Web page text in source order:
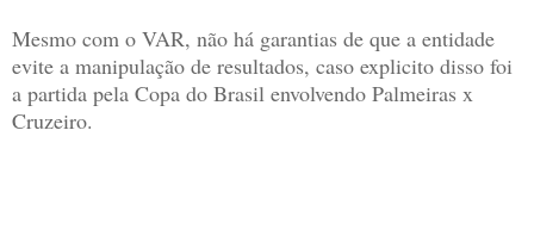
Mesmo com o VAR, não há garantias de que a entidade
evite a manipulação de resultados, caso explicito disso foi
a partida pela Copa do Brasil envolvendo Palmeiras x
Cruzeiro.